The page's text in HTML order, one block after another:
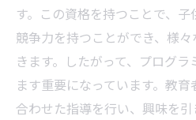
す。この資格を持つことで、
競争力を持つことができ、様
きます。したがって、プログ
ます重要になっています。教
合わせた指導を行い、興味を